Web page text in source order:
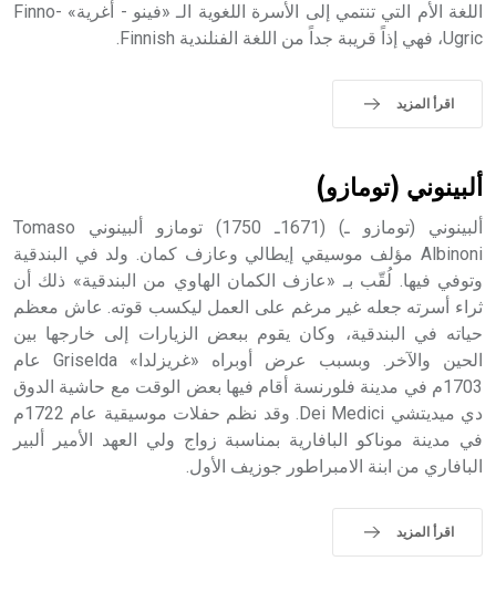
- هل تعلم أن الأبجدية الكنعانية تتألف من /22/ علامة كتابية
حيث تقتصر القيمة الصوتية للعلامة الك
اللغة الأم التي تنتمي إلى الأسرة اللغوية الـ «فينو - أُغرية» Finno-
Ugric، فهي إذاً قريبة جداً من اللغة الفنلندية Finnish.
اقرأ المزيد
ألبينوني (تومازو)
ألبينوني (تومازو ـ) (1671ـ 1750) تومازو ألبينوني Tomaso
Albinoni مؤلف موسيقي إيطالي وعازف كمان. ولد في البندقية
وتوفي فيها. لُقّب بـ «عازف الكمان الهاوي من البندقية» ذلك أن
ثراء أسرته جعله غير مرغم على العمل ليكسب قوته. عاش معظم
حياته في البندقية، وكان يقوم ببعض الزيارات إلى خارجها بين
الحين والآخر. وبسبب عرض أوبراه «غريزلدا» Griselda عام
1703م في مدينة فلورنسة أقام فيها بعض الوقت مع حاشية الدوق
دي ميديتشي Dei Medici. وقد نظم حفلات موسيقية عام 1722م
في مدينة موناكو البافارية بمناسبة زواج ولي العهد الأمير ألبير
البافاري من ابنة الامبراطور جوزيف الأول.
اقرأ المزيد